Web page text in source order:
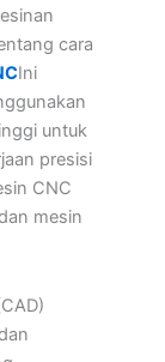
cara
Ini
untuk
presisi
CNC
mesin